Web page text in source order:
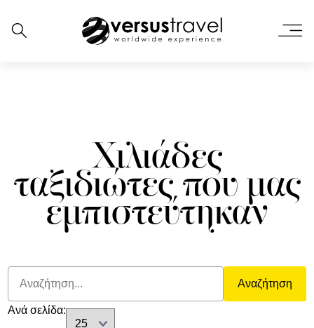
Χιλιάδες
ταξιδιώτες που μας
εμπιστεύτηκαν
Αναζήτηση
Ανά σελίδα: